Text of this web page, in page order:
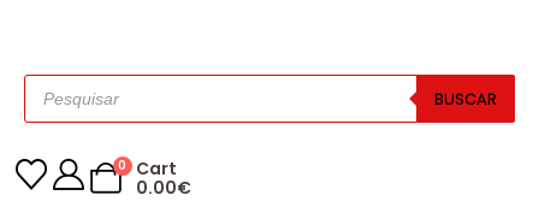
BUSCAR
0
Cart
0.00€